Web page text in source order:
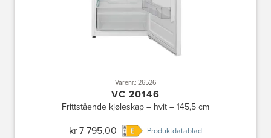
Varenr.: 26526
VC 20146
Frittstående kjøleskap – hvit – 145,5 cm
kr 7 795,00 Produktdatablad